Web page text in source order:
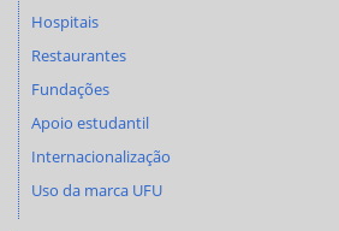
Hospitais
Restaurantes
Fundações
Apoio estudantil
Internacionalização
Uso da marca UFU